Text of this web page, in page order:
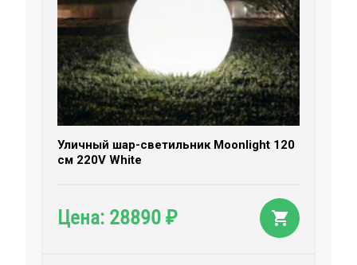
Уличный шар-светильник Moonlight 120
см 220V White
Цена: 28890 ₽